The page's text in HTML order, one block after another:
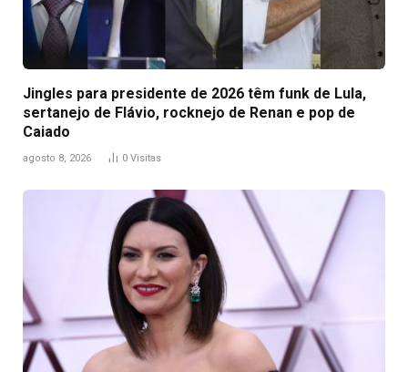
Jingles para presidente de 2026 têm funk de Lula,
sertanejo de Flávio, rocknejo de Renan e pop de
Caiado
agosto 8, 2026 0 Visitas